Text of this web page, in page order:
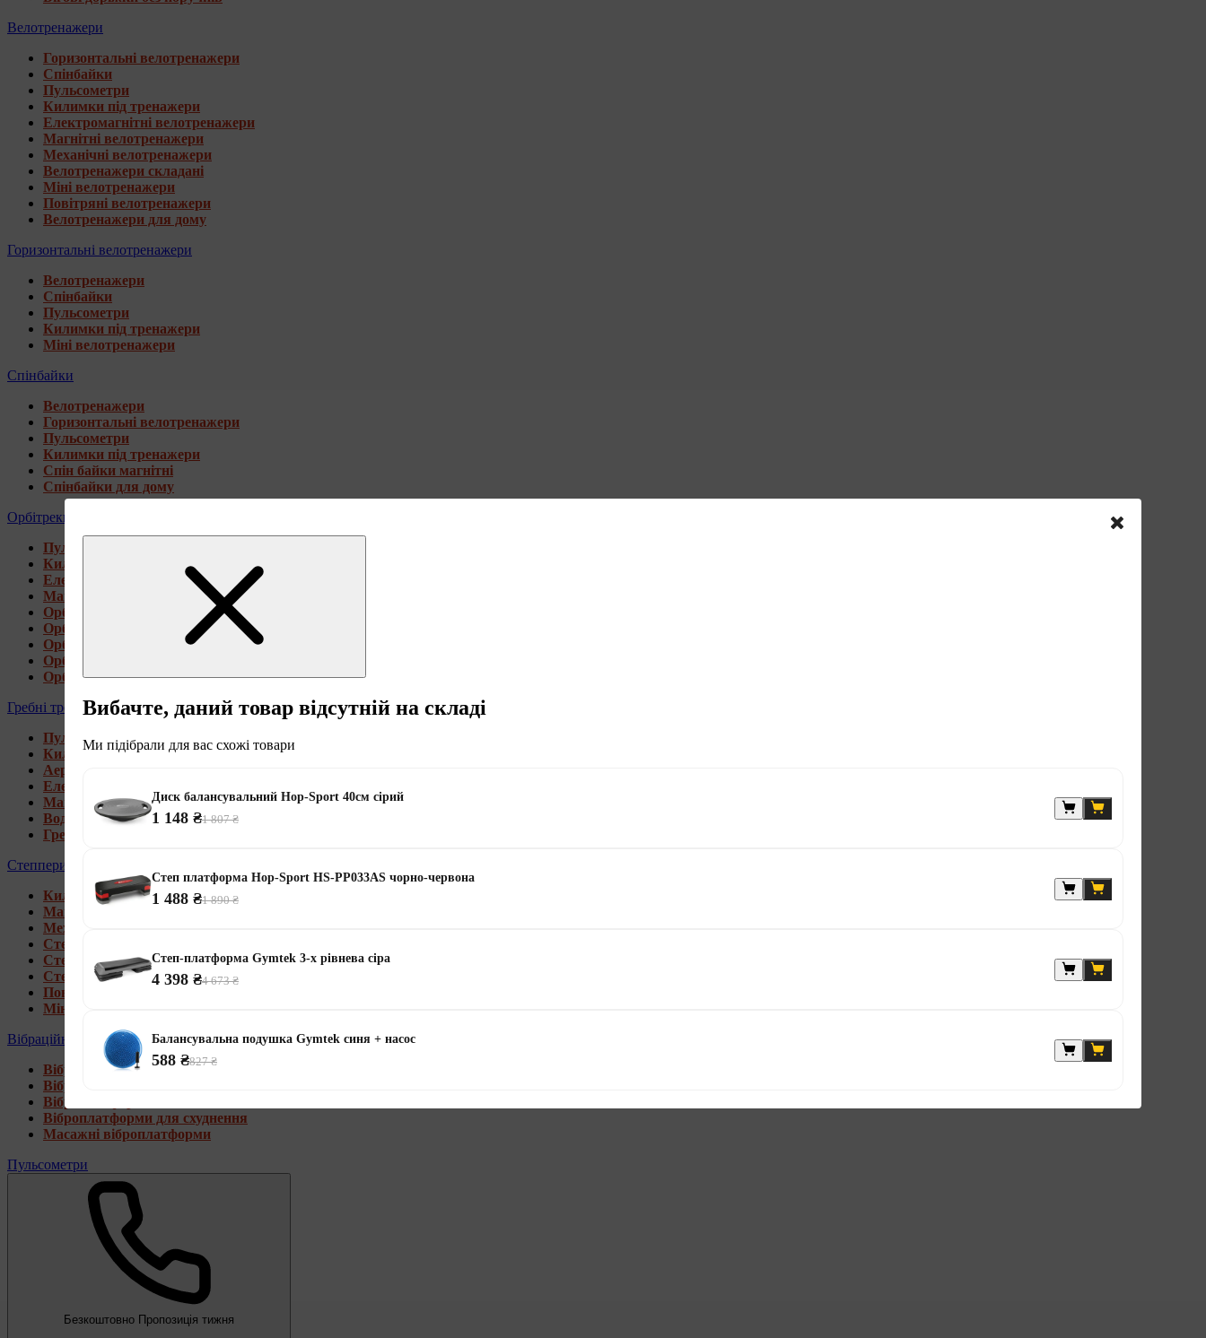
Велотренажери
Горизонтальні велотренажери
Спінбайки
Пульсометри
Килимки під тренажери
Електромагнітні велотренажери
Магнітні велотренажери
Механічні велотренажери
Велотренажери складані
Міні велотренажери
Повітряні велотренажери
Велотренажери для дому
Горизонтальні велотренажери
Велотренажери
Спінбайки
Пульсометри
Килимки під тренажери
Міні велотренажери
Спінбайки
Велотренажери
Горизонтальні велотренажери
Пульсометри
Килимки під тренажери
Спін байки магнітні
Спінбайки для дому
Орбітреки
Пульсометри
Килимки під тренажери
Електромагнітні орбітреки
Магнітні орбітреки
Орбітреки передньоприводні
Орбітреки задньоприводні
Орбітреки для високих користувачів
Орбітреки генераторні
Орбітреки для дому
Гребні тренажери
Пульсометри
Килимки під тренажери
Аеромагнітні гребні тренажери
Електромагнітні гребні тренажери
Магнітні гребні тренажери
Водні гребні тренажери
Гребні тренажери для дому
Степпери
Килимки під тренажери
Магнітні степпери
Механічні степпери
Степпери зі стійкою
Степпери з еспандерами
Степпери з рукоятками
Поворотні степпери
Міні степпери
Вібраційні платформи
Віброплатформи для дому
Віброплатформи 4D
Віброплатформи 3D
Віброплатформи для схуднення
Масажні віброплатформи
Пульсометри
Безкоштовно Пропозиція тижня
Вибачте, даний товар відсутній на складі
Ми підібрали для вас схожі товари
Диск балансувальний Hop-Sport 40см сірий
1 148 ₴1 807 ₴
Степ платформа Hop-Sport HS-PP033AS чорно-червона
1 488 ₴1 890 ₴
Степ-платформа Gymtek 3-х рівнева сіра
4 398 ₴4 673 ₴
Балансувальна подушка Gymtek синя + насос
588 ₴827 ₴